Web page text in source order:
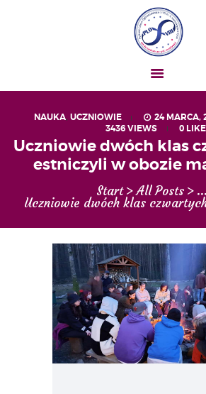
NAUKA, UCZNIOWIE 24 MARCA,
3436VIEWS 0
Uczniowie dwóch klas
estniczyli w obozie
Start All Posts ...
Uczniowie dwóch klas
Liceum nr VIII
AKTUALNOŚCI
OGŁOSZENIA
O NAS
MATURA
REKRUTACJA
PROJEKTY
GALERIA ZDJĘĆ
KONTAKT